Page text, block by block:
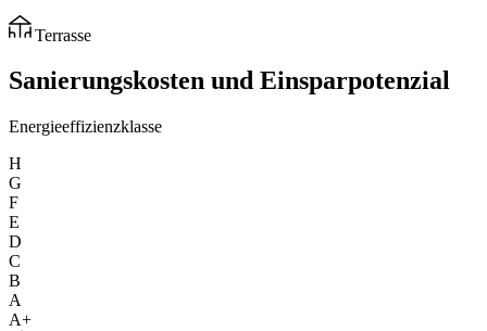
Terrasse
Sanierungskosten und Einsparpotenzial
Energieeffizienzklasse
H
G
F
E
D
C
B
A
A+